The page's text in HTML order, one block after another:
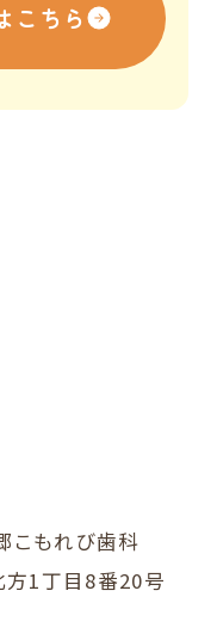
こちら
こもれび歯科
1丁目8番20号